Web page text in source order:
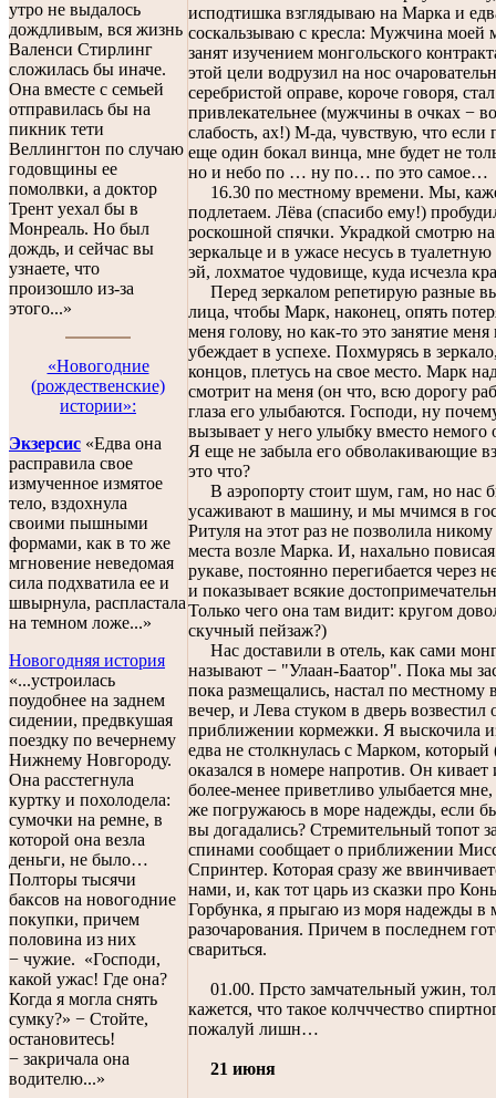
утро не выдалось
дождливым, вся жизнь
Валенси Стирлинг
сложилась бы иначе.
Она вместе с семьей
отправилась бы на
пикник тети
Веллингтон по случаю
годовщины ее
помолвки, а доктор
Трент уехал бы в
Монреаль. Но был
дождь, и сейчас вы
узнаете, что
произошло из-за
этого...»
«Новогодниe
(рождественские)
истории»:
Экзерсис «Едва она
расправила свое
измученное измятое
тело, вздохнула
своими пышными
формами, как в то же
мгновение неведомая
сила подхватила ее и
швырнула, распластала
на темном ложе...»
Новогодняя история
«...устроилась
поудобнее на заднем
сидении, предвкушая
поездку по вечернему
Нижнему Новгороду.
Она расстегнула
куртку и похолодела:
сумочки на ремне, в
которой она везла
деньги, не было…
Полторы тысячи
баксов на новогодние
покупки, причем
половина из них
− чужие. «Господи,
какой ужас! Где она?
Когда я могла снять
сумку?» − Стойте,
остановитесь!
− закричала она
водителю...»
исподтишка взглядываю на Марка и
соскальзываю с кресла: Мужчина моей
занят изучением монгольского
этой цели водрузил на нос
серебристой оправе, короче говоря,
привлекательнее (мужчины в очках −
слабость, ах!) М-да, чувствую, что если
еще один бокал винца, мне будет не
но и небо по … ну по… по это самое…
16.30 по местному времени. Мы,
подлетаем. Лёва (спасибо ему!)
роскошной спячки. Украдкой смотрю на
зеркальце и в ужасе несусь в
эй, лохматое чудовище, куда исчезла
Перед зеркалом репетирую разные
лица, чтобы Марк, наконец, опять
меня голову, но как-то это занятие меня
убеждает в успехе. Похмурясь в
концов, плетусь на свое место. Марк
смотрит на меня (он что, всю дорогу
глаза его улыбаются. Господи, ну
вызывает у него улыбку вместо немого
Я еще не забыла его обволакивающие
это что?
В аэропорту стоит шум, гам, но нас
усаживают в машину, и мы мчимся в
Ритуля на этот раз не позволила
места возле Марка. И, нахально
рукаве, постоянно перегибается через
и показывает всякие
Только чего она там видит: кругом
скучный пейзаж?)
Нас доставили в отель, как сами
называют − "Улаан-Баатор". Пока мы
пока размещались, настал по местному
вечер, и Лева стуком в дверь возвестил
приближении кормежки. Я выскочила
едва не столкнулась с Марком, который
оказался в номере напротив. Он кивает
более-менее приветливо улыбается мне,
же погружаюсь в море надежды, если
вы догадались? Стремительный топот
спинами сообщает о приближении
Спринтер. Которая сразу же
нами, и, как тот царь из сказки про
Горбунка, я прыгаю из моря надежды в
разочарования. Причем в последнем
свариться.
01.00. Прсто замчательный ужин,
кажется, что такое колчччество
пожалуй лишн…
21 июня